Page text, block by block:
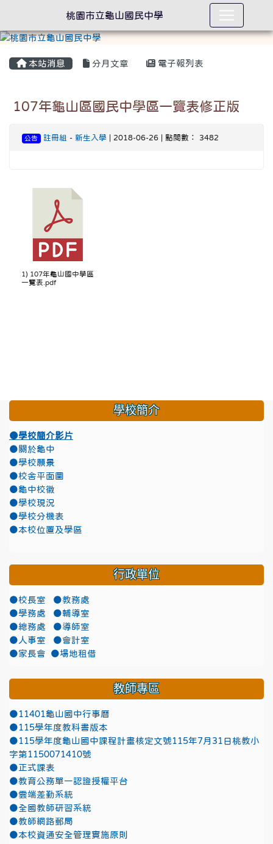
本站消息 分月文章 電子報列表
107年龜山區國民中學區一覽表修正版
公告 註冊組 - 新生入學 | 2018-06-26 | 點閱數： 3482
1) 107年龜山國中學區
一覽表.pdf
學校簡介
●學校簡介影片
●關於龜中
●學校願景
●校舍平面圖
●龜中校徽
●學校現況
●學校分機表
●本校位置及學區
行政單位
●校長室
●教務處
●學務處
●輔導室
●總務處
●導師室
●人事室
●會計室
●家長會
●場地租借
教師專區
●11401龜山國中行事曆
●115學年度教科書版本
●115學年度龜山國中課程計畫核定文號115年7月31日桃教小
字第1150071410號
●正式課表
●教育公務單一認證授權平台
●雲端差勤系統
●全國教師研習系統
●教師網路郵局
●本校資通安全管理實施原則
桃園市立龜山國民中學